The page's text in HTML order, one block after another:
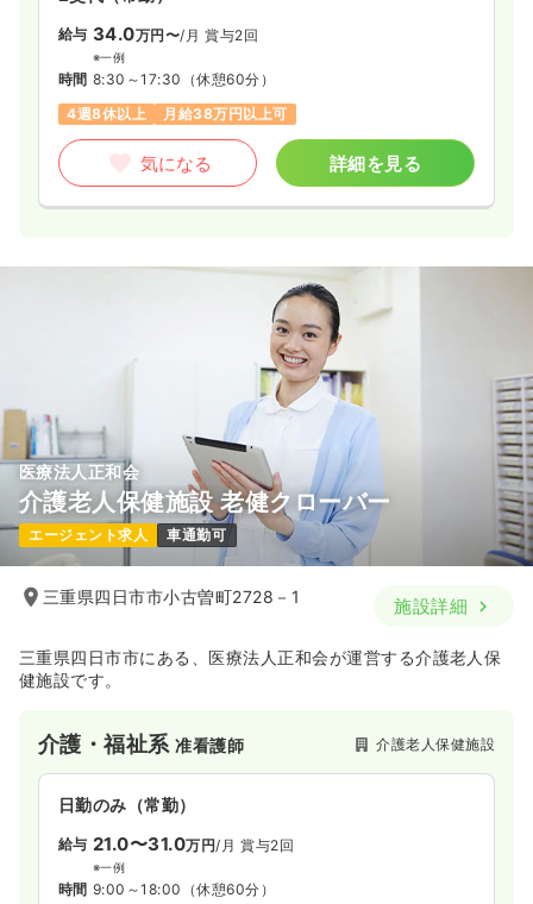
給与 34.0万円〜/月 賞与2回
※一例
時間 8:30～17:30 （休憩60分）
4週8休以上
月給38万円以上可
気になる 詳細を見る
医療法人正和会
介護老人保健施設 老健クローバー
エージェント求人 車通勤可
三重県四日市市小古曽町2728－1 施設詳細
三重県四日市市にある、医療法人正和会が運営する介護老人保
健施設です。
介護・福祉系准看護師 介護老人保健施設
日勤のみ（常勤）
給与 21.0〜31.0万円/月 賞与2回
※一例
時間 9:00～18:00 （休憩60分）